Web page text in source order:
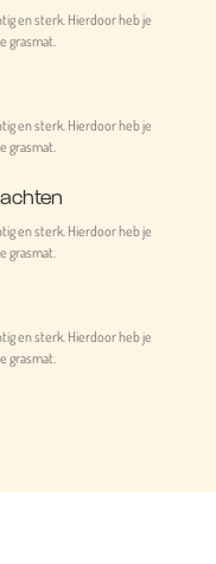
en sterk. Hierdoor heb je
grasmat.
en sterk. Hierdoor heb je
grasmat.
en sterk. Hierdoor heb je
grasmat.
en sterk. Hierdoor heb je
grasmat.